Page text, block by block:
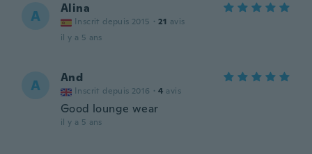
A Alina
Inscrit depuis 2015 · 21 avis
il y a 5 ans
A And
Inscrit depuis 2016 · 4 avis
Good lounge wear
il y a 5 ans